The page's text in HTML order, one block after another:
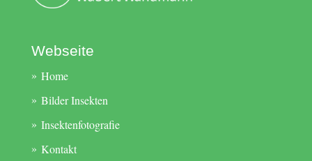
Webseite
Home
Bilder Insekten
Insektenfotografie
Kontakt